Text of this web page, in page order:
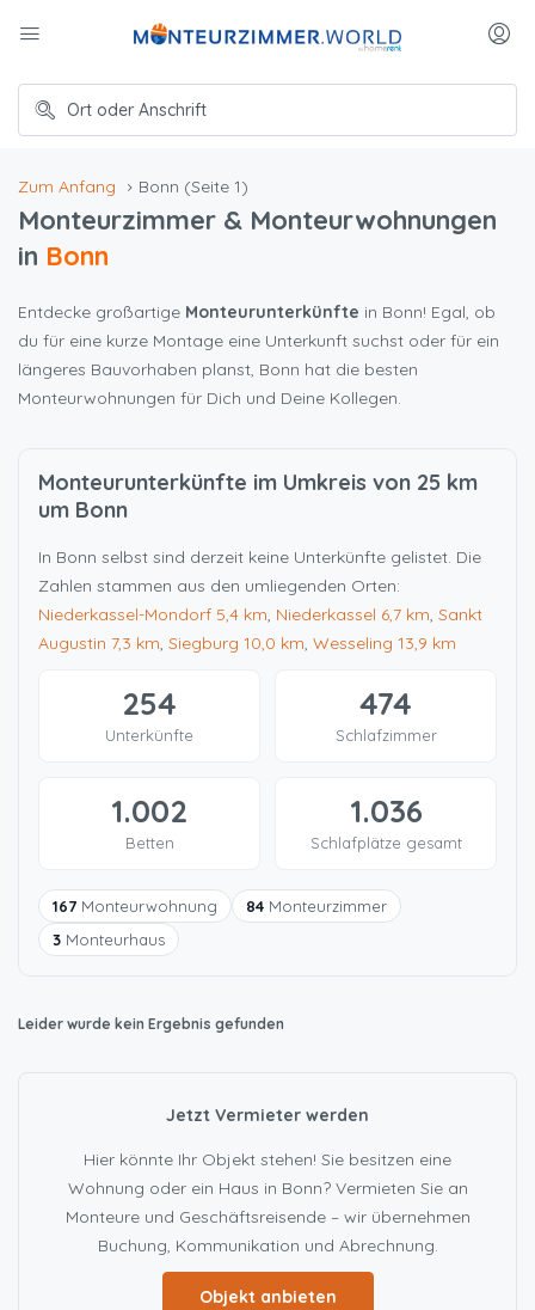
Zum Anfang Bonn (Seite 1)
Monteurzimmer & Monteurwohnungen
in Bonn
Entdecke großartige Monteurunterkünfte in Bonn! Egal, ob
du für eine kurze Montage eine Unterkunft suchst oder für ein
längeres Bauvorhaben planst, Bonn hat die besten
Monteurwohnungen für Dich und Deine Kollegen.
Monteurunterkünfte im Umkreis von 25 km
um Bonn
In Bonn selbst sind derzeit keine Unterkünfte gelistet. Die
Zahlen stammen aus den umliegenden Orten:
Niederkassel-Mondorf 5,4 km, Niederkassel 6,7 km, Sankt
Augustin 7,3 km, Siegburg 10,0 km, Wesseling 13,9 km
254
Unterkünfte
474
Schlafzimmer
1.002
Betten
1.036
Schlafplätze gesamt
167 Monteurwohnung 84 Monteurzimmer
3 Monteurhaus
Leider wurde kein Ergebnis gefunden
Jetzt Vermieter werden
Hier könnte Ihr Objekt stehen! Sie besitzen eine
Wohnung oder ein Haus in Bonn? Vermieten Sie an
Monteure und Geschäftsreisende – wir übernehmen
Buchung, Kommunikation und Abrechnung.
Objekt anbieten